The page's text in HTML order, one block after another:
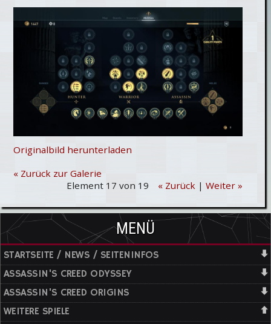
Originalbild herunterladen
« Zurück zur Galerie
Element 17 von 19
« Zurück| Weiter »
MENÜ
STARTSEITE / NEWS / SEITENINFOS
ASSASSIN'S CREED ODYSSEY
ASSASSIN'S CREED ORIGINS
WEITERE SPIELE